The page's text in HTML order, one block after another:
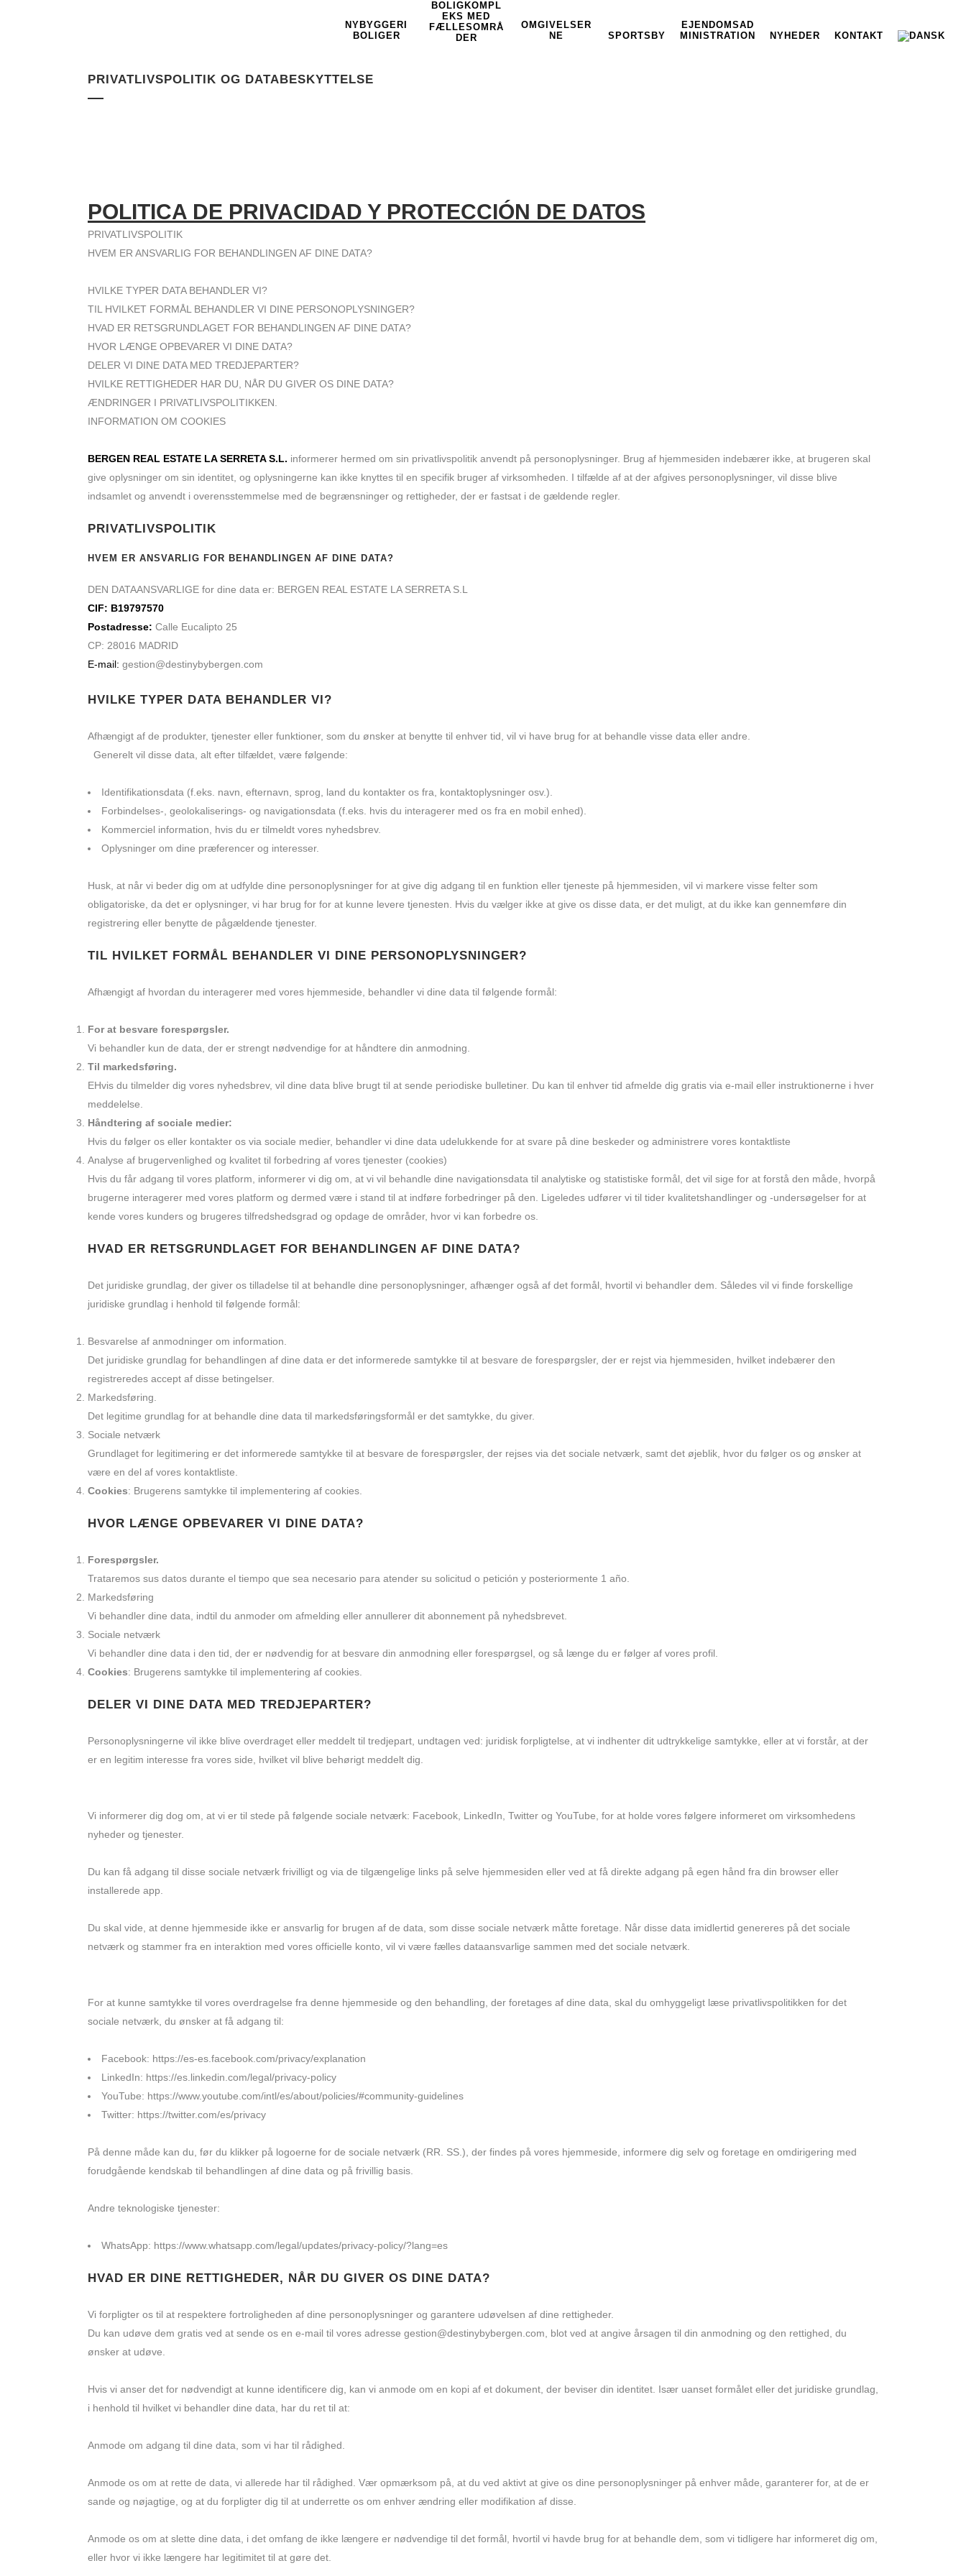
NYBYGGERI
BOLIGER
BOLIGKOMPL
EKS MED
FÆLLESOMRÅ
DER
OMGIVELSER
NE
SPORTSBY
EJENDOMSAD
MINISTRATION
NYHEDER KONTAKT
PRIVATLIVSPOLITIK OG DATABESKYTTELSE
POLITICA DE PRIVACIDAD Y PROTECCIÓN DE DATOS
PRIVATLIVSPOLITIK
HVEM ER ANSVARLIG FOR BEHANDLINGEN AF DINE DATA?
HVILKE TYPER DATA BEHANDLER VI?
TIL HVILKET FORMÅL BEHANDLER VI DINE PERSONOPLYSNINGER?
HVAD ER RETSGRUNDLAGET FOR BEHANDLINGEN AF DINE DATA?
HVOR LÆNGE OPBEVARER VI DINE DATA?
DELER VI DINE DATA MED TREDJEPARTER?
HVILKE RETTIGHEDER HAR DU, NÅR DU GIVER OS DINE DATA?
ÆNDRINGER I PRIVATLIVSPOLITIKKEN.
INFORMATION OM COOKIES
BERGEN REAL ESTATE LA SERRETA S.L. informerer hermed om sin privatlivspolitik anvendt på personoplysninger. Brug af hjemmesiden indebærer ikke, at brugeren skal
give oplysninger om sin identitet, og oplysningerne kan ikke knyttes til en specifik bruger af virksomheden. I tilfælde af at der afgives personoplysninger, vil disse blive
indsamlet og anvendt i overensstemmelse med de begrænsninger og rettigheder, der er fastsat i de gældende regler.
PRIVATLIVSPOLITIK
HVEM ER ANSVARLIG FOR BEHANDLINGEN AF DINE DATA?
DEN DATAANSVARLIGE for dine data er: BERGEN REAL ESTATE LA SERRETA S.L
CIF: B19797570
Postadresse: Calle Eucalipto 25
CP: 28016 MADRID
E-mail: gestion@destinybybergen.com
HVILKE TYPER DATA BEHANDLER VI?
Afhængigt af de produkter, tjenester eller funktioner, som du ønsker at benytte til enhver tid, vil vi have brug for at behandle visse data eller andre.
Generelt vil disse data, alt efter tilfældet, være følgende:
Identifikationsdata (f.eks. navn, efternavn, sprog, land du kontakter os fra, kontaktoplysninger osv.).
Forbindelses-, geolokaliserings- og navigationsdata (f.eks. hvis du interagerer med os fra en mobil enhed).
Kommerciel information, hvis du er tilmeldt vores nyhedsbrev.
Oplysninger om dine præferencer og interesser.
Husk, at når vi beder dig om at udfylde dine personoplysninger for at give dig adgang til en funktion eller tjeneste på hjemmesiden, vil vi markere visse felter som
obligatoriske, da det er oplysninger, vi har brug for for at kunne levere tjenesten. Hvis du vælger ikke at give os disse data, er det muligt, at du ikke kan gennemføre din
registrering eller benytte de pågældende tjenester.
TIL HVILKET FORMÅL BEHANDLER VI DINE PERSONOPLYSNINGER?
Afhængigt af hvordan du interagerer med vores hjemmeside, behandler vi dine data til følgende formål:
For at besvare forespørgsler.
Vi behandler kun de data, der er strengt nødvendige for at håndtere din anmodning.
Til markedsføring.
EHvis du tilmelder dig vores nyhedsbrev, vil dine data blive brugt til at sende periodiske bulletiner. Du kan til enhver tid afmelde dig gratis via e-mail eller instruktionerne i hver
meddelelse.
Håndtering af sociale medier:
Hvis du følger os eller kontakter os via sociale medier, behandler vi dine data udelukkende for at svare på dine beskeder og administrere vores kontaktliste
Analyse af brugervenlighed og kvalitet til forbedring af vores tjenester (cookies)
Hvis du får adgang til vores platform, informerer vi dig om, at vi vil behandle dine navigationsdata til analytiske og statistiske formål, det vil sige for at forstå den måde, hvorpå
brugerne interagerer med vores platform og dermed være i stand til at indføre forbedringer på den. Ligeledes udfører vi til tider kvalitetshandlinger og -undersøgelser for at
kende vores kunders og brugeres tilfredshedsgrad og opdage de områder, hvor vi kan forbedre os.
HVAD ER RETSGRUNDLAGET FOR BEHANDLINGEN AF DINE DATA?
Det juridiske grundlag, der giver os tilladelse til at behandle dine personoplysninger, afhænger også af det formål, hvortil vi behandler dem. Således vil vi finde forskellige
juridiske grundlag i henhold til følgende formål:
Besvarelse af anmodninger om information.
Det juridiske grundlag for behandlingen af dine data er det informerede samtykke til at besvare de forespørgsler, der er rejst via hjemmesiden, hvilket indebærer den
registreredes accept af disse betingelser.
Markedsføring.
Det legitime grundlag for at behandle dine data til markedsføringsformål er det samtykke, du giver.
Sociale netværk
Grundlaget for legitimering er det informerede samtykke til at besvare de forespørgsler, der rejses via det sociale netværk, samt det øjeblik, hvor du følger os og ønsker at
være en del af vores kontaktliste.
Cookies: Brugerens samtykke til implementering af cookies.
HVOR LÆNGE OPBEVARER VI DINE DATA?
Forespørgsler.
Trataremos sus datos durante el tiempo que sea necesario para atender su solicitud o petición y posteriormente 1 año.
Markedsføring
Vi behandler dine data, indtil du anmoder om afmelding eller annullerer dit abonnement på nyhedsbrevet.
Sociale netværk
Vi behandler dine data i den tid, der er nødvendig for at besvare din anmodning eller forespørgsel, og så længe du er følger af vores profil.
Cookies: Brugerens samtykke til implementering af cookies.
DELER VI DINE DATA MED TREDJEPARTER?
Personoplysningerne vil ikke blive overdraget eller meddelt til tredjepart, undtagen ved: juridisk forpligtelse, at vi indhenter dit udtrykkelige samtykke, eller at vi forstår, at der
er en legitim interesse fra vores side, hvilket vil blive behørigt meddelt dig.
Vi informerer dig dog om, at vi er til stede på følgende sociale netværk: Facebook, LinkedIn, Twitter og YouTube, for at holde vores følgere informeret om virksomhedens
nyheder og tjenester.
Du kan få adgang til disse sociale netværk frivilligt og via de tilgængelige links på selve hjemmesiden eller ved at få direkte adgang på egen hånd fra din browser eller
installerede app.
Du skal vide, at denne hjemmeside ikke er ansvarlig for brugen af de data, som disse sociale netværk måtte foretage. Når disse data imidlertid genereres på det sociale
netværk og stammer fra en interaktion med vores officielle konto, vil vi være fælles dataansvarlige sammen med det sociale netværk.
For at kunne samtykke til vores overdragelse fra denne hjemmeside og den behandling, der foretages af dine data, skal du omhyggeligt læse privatlivspolitikken for det
sociale netværk, du ønsker at få adgang til:
Facebook: https://es-es.facebook.com/privacy/explanation
LinkedIn: https://es.linkedin.com/legal/privacy-policy
YouTube: https://www.youtube.com/intl/es/about/policies/#community-guidelines
Twitter: https://twitter.com/es/privacy
På denne måde kan du, før du klikker på logoerne for de sociale netværk (RR. SS.), der findes på vores hjemmeside, informere dig selv og foretage en omdirigering med
forudgående kendskab til behandlingen af dine data og på frivillig basis.
Andre teknologiske tjenester:
WhatsApp: https://www.whatsapp.com/legal/updates/privacy-policy/?lang=es
HVAD ER DINE RETTIGHEDER, NÅR DU GIVER OS DINE DATA?
Vi forpligter os til at respektere fortroligheden af dine personoplysninger og garantere udøvelsen af dine rettigheder.
Du kan udøve dem gratis ved at sende os en e-mail til vores adresse gestion@destinybybergen.com, blot ved at angive årsagen til din anmodning og den rettighed, du
ønsker at udøve.
Hvis vi anser det for nødvendigt at kunne identificere dig, kan vi anmode om en kopi af et dokument, der beviser din identitet. Især uanset formålet eller det juridiske grundlag,
i henhold til hvilket vi behandler dine data, har du ret til at:
Anmode om adgang til dine data, som vi har til rådighed.
Anmode os om at rette de data, vi allerede har til rådighed. Vær opmærksom på, at du ved aktivt at give os dine personoplysninger på enhver måde, garanterer for, at de er
sande og nøjagtige, og at du forpligter dig til at underrette os om enhver ændring eller modifikation af disse.
Anmode os om at slette dine data, i det omfang de ikke længere er nødvendige til det formål, hvortil vi havde brug for at behandle dem, som vi tidligere har informeret dig om,
eller hvor vi ikke længere har legitimitet til at gøre det.